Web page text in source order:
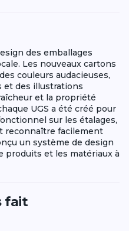
des emballages
Les nouveaux cartons
couleurs audacieuses,
et des illustrations
et la propriété
UGS a été créé pour
sur les étalages,
reconnaître facilement
un système de design
produits et les matériaux à
fait